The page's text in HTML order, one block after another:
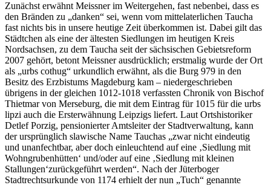
Zunächst erwähnt Meissner im Weitergehen, fast nebenbei, dass es
den Bränden zu „danken“ sei, wenn vom mittelaterlichen Taucha
fast nichts bis in unsere heutige Zeit überkommen ist. Dabei gilt das
Städtchen als eine der ältesten Siedlungen im heutigen Kreis
Nordsachsen, zu dem Taucha seit der sächsischen Gebietsreform
2007 gehört, betont Meissner ausdrücklich; erstmalig wurde der Ort
als „urbs cothug“ urkundlich erwähnt, als die Burg 979 in den
Besitz des Erzbistums Magdeburg kam – niedergeschrieben
übrigens in der gleichen 1012-1018 verfassten Chronik von Bischof
Thietmar von Merseburg, die mit dem Eintrag für 1015 für die urbs
lipzi auch die Ersterwähnung Leipzigs liefert. Laut Ortshistoriker
Detlef Porzig, pensionierter Amtsleiter der Stadtverwaltung, kann
der ursprünglich slawische Name Tauchas „zwar nicht eindeutig
und unanfechtbar, aber doch einleuchtend auf eine ‚Siedlung mit
Wohngrubenhütten‘ und/oder auf eine ‚Siedlung mit kleinen
Stallungen‘zurückgeführt werden“. Nach der Jüterboger
Stadtrechtsurkunde von 1174 erhielt der nun „Tuch“ genannte